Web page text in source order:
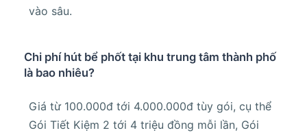
vào sâu.
Chi phí hút bể phốt tại khu trung tâm thành phố
là bao nhiêu?
Giá từ 100.000đ tới 4.000.000đ tùy gói, cụ thể
Gói Tiết Kiệm 2 tới 4 triệu đồng mỗi lần, Gói